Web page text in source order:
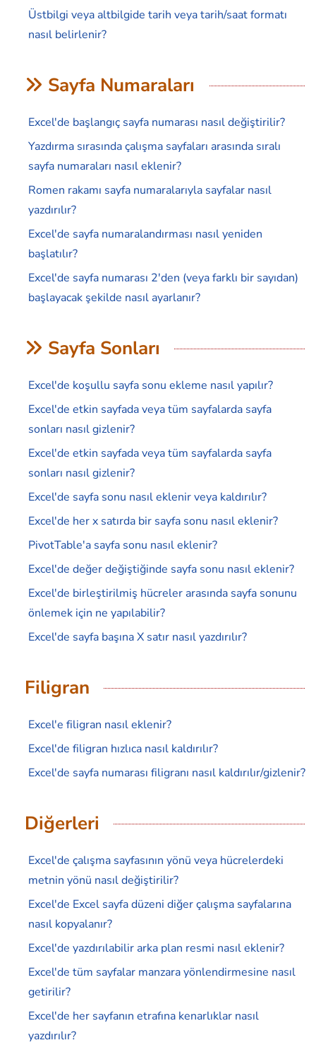
Üstbilgi veya altbilgide tarih veya tarih/saat formatı
nasıl belirlenir?
Sayfa Numaraları
Excel'de başlangıç sayfa numarası nasıl değiştirilir?
Yazdırma sırasında çalışma sayfaları arasında sıralı
sayfa numaraları nasıl eklenir?
Romen rakamı sayfa numaralarıyla sayfalar nasıl
yazdırılır?
Excel'de sayfa numaralandırması nasıl yeniden
başlatılır?
Excel'de sayfa numarası 2'den (veya farklı bir sayıdan)
başlayacak şekilde nasıl ayarlanır?
Sayfa Sonları
Excel'de koşullu sayfa sonu ekleme nasıl yapılır?
Excel'de etkin sayfada veya tüm sayfalarda sayfa
sonları nasıl gizlenir?
Excel'de etkin sayfada veya tüm sayfalarda sayfa
sonları nasıl gizlenir?
Excel'de sayfa sonu nasıl eklenir veya kaldırılır?
Excel'de her x satırda bir sayfa sonu nasıl eklenir?
PivotTable'a sayfa sonu nasıl eklenir?
Excel'de değer değiştiğinde sayfa sonu nasıl eklenir?
Excel'de birleştirilmiş hücreler arasında sayfa sonunu
önlemek için ne yapılabilir?
Excel'de sayfa başına X satır nasıl yazdırılır?
Filigran
Excel'e filigran nasıl eklenir?
Excel'de filigran hızlıca nasıl kaldırılır?
Excel'de sayfa numarası filigranı nasıl kaldırılır/gizlenir?
Diğerleri
Excel'de çalışma sayfasının yönü veya hücrelerdeki
metnin yönü nasıl değiştirilir?
Excel'de Excel sayfa düzeni diğer çalışma sayfalarına
nasıl kopyalanır?
Excel'de yazdırılabilir arka plan resmi nasıl eklenir?
Excel'de tüm sayfalar manzara yönlendirmesine nasıl
getirilir?
Excel'de her sayfanın etrafına kenarlıklar nasıl
yazdırılır?